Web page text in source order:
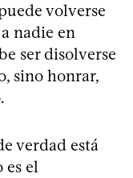
volverse
nadie en
ser disolverse
sino honrar,
verdad está
es el